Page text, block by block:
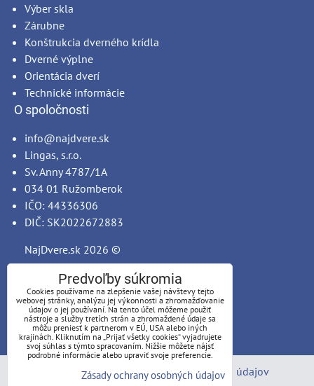
Výber skla
Zárubne
Konštrukcia dverného krídla
Dverné výplne
Orientácia dverí
Technické informácie
O spoločnosti
info@najdvere.sk
Lingas, s.r.o.
Sv. Anny 4787/1A
034 01 Ružomberok
IČO: 44336306
DIČ: SK2022672883
NajDvere.sk 2026 ©
Predvoľby súkromia Zásady ochrany osobných údajov
Predvoľby súkromia
Cookies používame na zlepšenie vašej návštevy tejto
webovej stránky, analýzu jej výkonnosti a zhromažďovanie
údajov o jej používaní. Na tento účel môžeme použiť
nástroje a služby tretích strán a zhromaždené údaje sa
môžu preniesť k partnerom v EÚ, USA alebo iných
krajinách. Kliknutím na „Prijať všetky cookies“ vyjadrujete
svoj súhlas s týmto spracovaním. Nižšie môžete nájsť
podrobné informácie alebo upraviť svoje preferencie.
Zásady ochrany osobných údajov